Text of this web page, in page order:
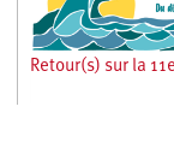
Retour(s) sur la